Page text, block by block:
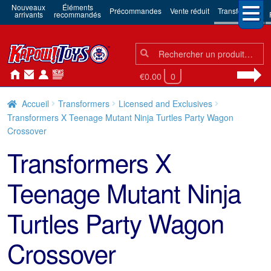
Nouveaux
arrivants
Éléments
recommandés Précommandes Vente réduit Transformers
Chercher:
Chercher
€0.00 0
Accueil Transformers
Licensed and Exclusives
Transformers X Teenage Mutant Ninja Turtles Party Wagon
Crossover
Transformers X
Teenage Mutant Ninja
Turtles Party Wagon
Crossover